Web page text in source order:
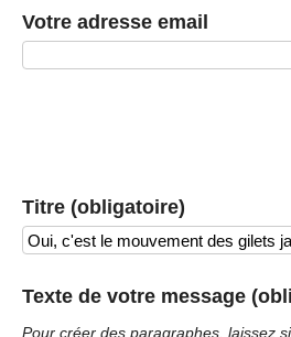
Votre adresse email
Titre (obligatoire)
Texte de votre message
Pour créer des paragraphes, laissez